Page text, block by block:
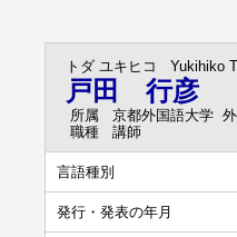
トダ ユキヒコ Yukihiko
戸田 行彦
所属
京都外国語大学
職種
講師
言語種別
発行・発表の年月